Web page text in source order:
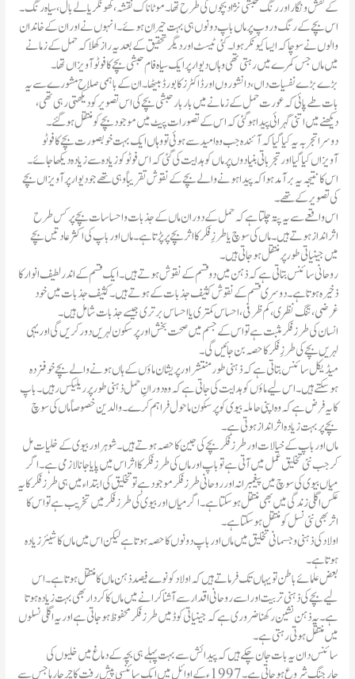
کے نقش و نگار اور رنگ حبشی نژاد بچوں کی طرح تھا۔ موٹا ناک نقشہ، گھونگریالے بال، سیاہ رنگ۔
اس بچے کے رنگ و روپ پر ماں باپ دونوں ہی بہت حیران ہوئے۔ انہوں نے اور ان کے خاندان
والوں نے سوچا کہ ایسا کیونکر ہوا۔ کئی ٹیسٹ اور دیگر تحقیق کے بعد یہ راز کھلا کہ حمل کے زمانے
میں ماں جس کمرے میں رہتی تھی وہاں دیوار پر ایک سیاہ فام حبشی بچے کا فوٹو آویزاں تھا۔
بڑے بڑے نفسیات داں، دانشوروں اور ڈاکٹرز کا بورڈ بیٹھا ۔ ان کے باہمی صلاح مشورے سے یہ
بات طے پائی کہ عورت حمل کے زمانے میں بار بار حبشی بچے کی اس تصویر کو دیکھتی رہی تھی،
دیکھنے میں اتنی گہرائی پیدا ہوگئی کہ اس کے تصورات پیٹ میں موجود بچے کو منتقل ہوگئے۔
دوسرا تجربہ یہ کیا گیا کہ آئندہ جب وہ امید سے ہوئی تو وہاں ایک بہت خوبصورت بچے کا فوٹو
آویزاں کیا گیا اور تجرباتی بنیادوں پر ماں کو ہدایت کی گئی کہ اس فوٹو کو زیادہ سے زیادہ دیکھا جائے۔
اس کا نتیجہ یہ برآمد ہوا کہ پیدا ہونے والے بچے کے نقوش تقریباً وہی تھے جو دیوار پر آویزاں بچے
کی تصویر کے تھے۔
اس واقعے سے یہ پتہ چلتا ہے کہ حمل کے دوران ماں کے جذبات و احساسات بچے پر کس طرح
اثرانداز ہوتے ہیں۔ ماں کی سوچ یا طرزِ فکر کا اثر بچے پر پڑتا ہے۔ ماں اور باپ کی اکثر عادتیں بچے
میں جینیاتی طور پر منتقل ہوجاتی ہیں۔
روحانی سائنس بتاتی ہے کہ ذہن میں دو قسم کے نقوش ہوتے ہیں۔ ایک قسم کے اندر لطیف انوار کا
ذخیرہ ہوتا ہے۔ دوسری قسم کے نقوش کثیف جذبات کے ہوتے ہیں۔ کثیف جذبات میں خود
غرضی، تنگ نظری، کم ظرفی، احساس کمتری یا احساس برتری جیسے جذبات شامل ہیں۔
انسان کی طرز فکر مثبت ہے تو اس کے جسم میں صحت بخش اور پرسکون لہریں دور کریں گی اور یہی
لہریں بچے کی طرزِ فکر کا حصہ بن جائیں گی۔
میڈیکل سائنس بتاتی ہے کہ ذہنی طور منتشر اور پریشان ماؤں کے ہاں ہونے والے بچے خوفزدہ
ہوسکتے ہیں۔ اس لیے ماؤں کو ہدایت کی جاتی ہے کہ وہ دورانِ حمل ذہنی طور پر ریلیکس رہیں۔ باپ
کا یہ فرض ہے کہ وہ اپنی حاملہ بیوی کو پرسکون ماحول فراہم کرے۔ والدین خصوصاً ماں کی سوچ
بچے پر بہت زیادہ اثر انداز ہوتی ہے۔
ماں اور باپ کے خیالات اور طرز فکر بچے کی جین کا حصہ ہوتے ہیں۔ شوہر اور بیوی کے خلیات مل
کر جب نئی تخلیق عمل میں آتی ہے تو باپ اور ماں کی طرز فکر کا اثر اس میں پایا جانا لازمی ہے۔ اگر
میاں بیوی کی سوچ میں پیغمبرانہ اور روحانی طرزفکر موجود ہے تو تخلیق کی ابتداء میں ہی طرزفکر کا یہ
عکس اگلی زندگی میں بھی منتقل ہوسکتا ہے۔ اگر میاں اور بیوی کی طرز فکر میں تخریب ہے تو اس کا
اثر بھی نئی نسل کو منتقل ہوسکتا ہے۔
اولاد کی ذہنی و جسمانی تخلیق میں ماں اور باپ دونوں کا حصہ ہوتا ہے لیکن اس میں ماں کا شیئر زیادہ
ہوتا ہے۔
بعض علمائے باطن تو یہاں تک فرماتے ہیں کہ اولاد کو نوے فیصد ذہن ماں کا منتقل ہوتا ہے۔ اس
لیے بچے کی ذہنی تربیت اور اسے روحانی اقدار سے آشنا کرانے میں ماں کا کردار بھی بہت زیادہ ہوتا
ہے۔ یہ ذہن نشین رکھنا ضروری ہے کہ جینیاتی کوڈ میں طرز فکر محفوظ ہوجاتی ہے اور یہ اگلی نسلوں
میں منتقل ہوتی رہتی ہے۔
سائنس دان یہ بات جان چکے ہیں کہ پیدائش سے بہت پہلے ہی بچہ کے دماغ میں خلیوں کی
چارجنگ شروع ہوجاتی ہے۔1997ء کے اوائل میں ایک سائنسی پیش رفت کا چرچا رہا جس سے